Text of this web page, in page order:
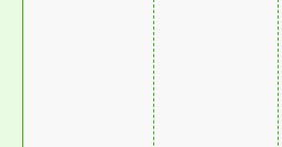
個人情報保護方針